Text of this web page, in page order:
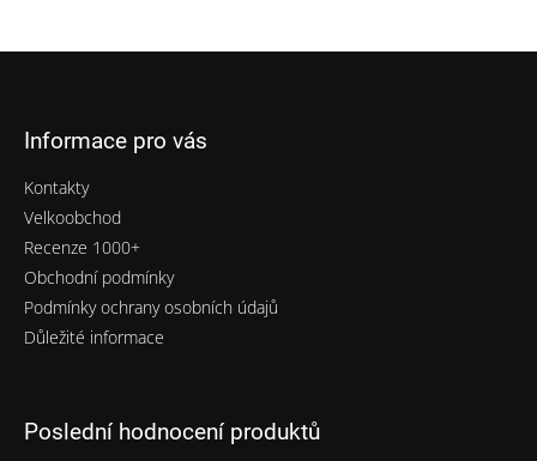
v
Informace pro vás
Kontakty
Velkoobchod
Recenze 1000+
Obchodní podmínky
Podmínky ochrany osobních údajů
Důležité informace
Poslední hodnocení produktů